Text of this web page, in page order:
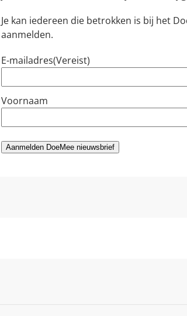
Je kan iedereen die betrokken is bij het
aanmelden.
E-mailadres(Vereist)
Voornaam